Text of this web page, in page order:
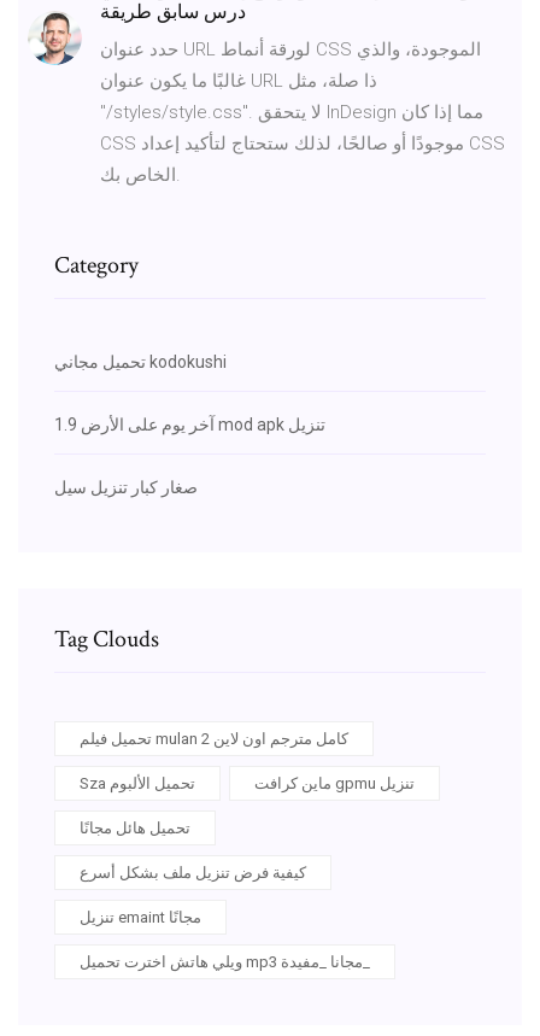
درس سابق طريقة
حدد عنوان URL لورقة أنماط CSS الموجودة، والذي
غالبًا ما يكون عنوان URL ذا صلة، مثل
"/styles/style.css". لا يتحقق InDesign مما إذا كان
CSS موجودًا أو صالحًا، لذلك ستحتاج لتأكيد إعداد CSS
الخاص بك.
Category
تحميل مجاني kodokushi
آخر يوم على الأرض 1.9 mod apk تنزيل
صغار كبار تنزيل سيل
Tag Clouds
تحميل فيلم mulan 2 كامل مترجم اون لاين
Sza تحميل الألبوم ماين كرافت gpmu تنزيل
تحميل هائل مجانًا
كيفية فرض تنزيل ملف بشكل أسرع
تنزيل emaint مجانًا